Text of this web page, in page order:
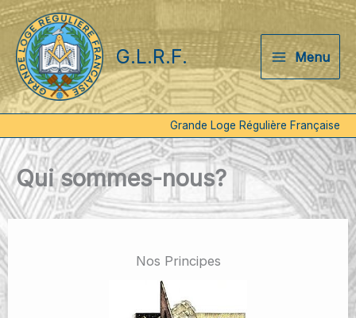
Aller
au
contenu
G.L.R.F. Menu
Grande Loge Régulière Française
Qui sommes-nous?
Nos Principes